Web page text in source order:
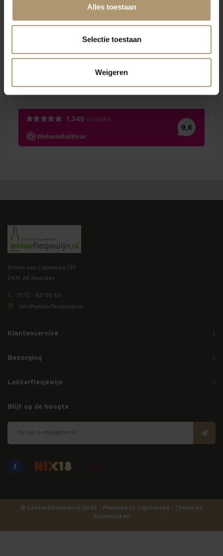
Alles toestaan
Selectie toestaan
Weigeren
Simon van Capelweg 127
2431 AE Noorden
0172 - 82 00 65
info@lekkerflesjewijn.nl
Klantenservice
Bezorging
Lekkerflesjewijn
Blijf op de hoogte
© Lekkerflesjewijn.nl 2026 - Powered by Lightspeed - Theme by
Shopmonkey